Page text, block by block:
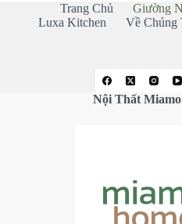
Trang Chủ Giường
Luxa Kitchen
Về Chúng
Nội Thất